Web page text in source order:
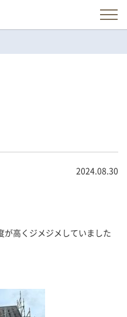
2024.08.30
が高くジメジメしていました